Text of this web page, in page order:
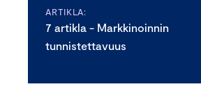
ARTIKLA:
7 artikla - Markkinoinnin
tunnistettavuus